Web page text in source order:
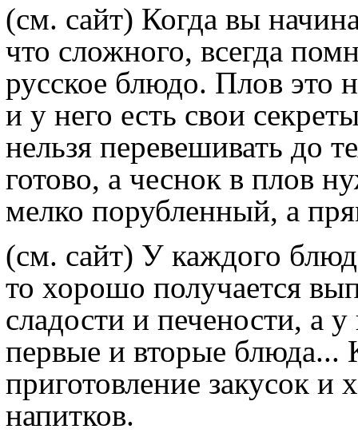
(см. сайт) Когда вы
что сложного, всегда
русское блюдо. Плов это
и у него есть свои
нельзя перевешивать до
готово, а чеснок в плов
мелко порубленный, а
(см. сайт) У каждого
то хорошо получается
сладости и печености, а
первые и вторые блюда...
приготовление закусок
напитков.